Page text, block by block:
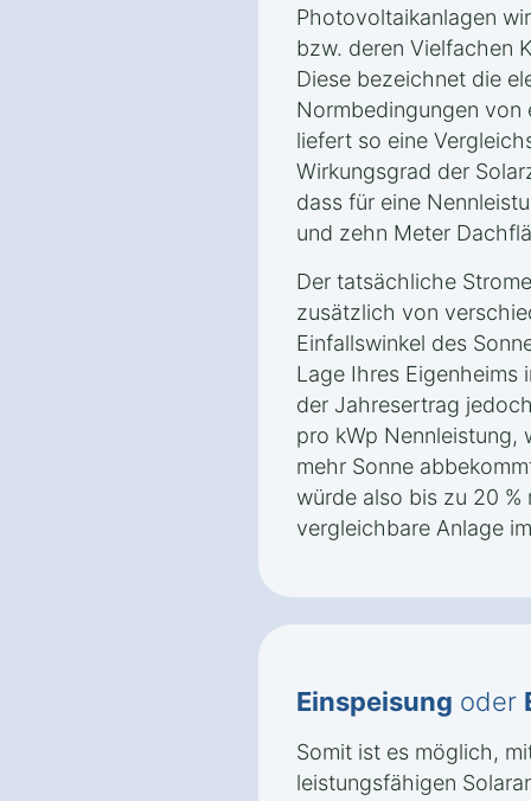
Photovoltaikanlagen
bzw. deren Vielfachen
Diese bezeichnet die
Normbedingungen von
liefert so eine
Wirkungsgrad der
dass für eine
und zehn Meter
Der tatsächliche
zusätzlich von
Einfallswinkel des
Lage Ihres Eigenheims
der Jahresertrag
pro kWp Nennleistung,
mehr Sonne
würde also bis zu 20 %
vergleichbare Anlage
Einspeisung oder
Somit ist es möglich,
leistungsfähigen